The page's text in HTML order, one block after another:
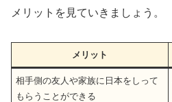
メリットを見ていきましょう。
メリット
相手側の友人や家族に日本をしって
もらうことができる